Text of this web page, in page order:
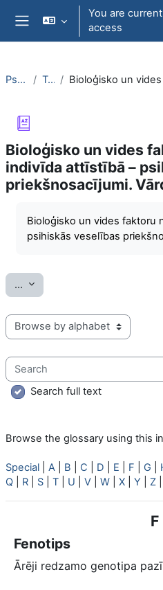
Skip to main content
You are
access
PsihT000 Topic 6
Bioloģisko un vides
indivīda attīstībā –
priekšnosacījumi.
Bioloģisko un vides faktoru
psihiskās veselības
... Export entries
Browse the glossary using this
Search
Search full text
Browse the glossary using this
Special A B C D E F G
Q
R S T U V W X Y Z
F
Fenotips
Ārēji redzamo genotipa